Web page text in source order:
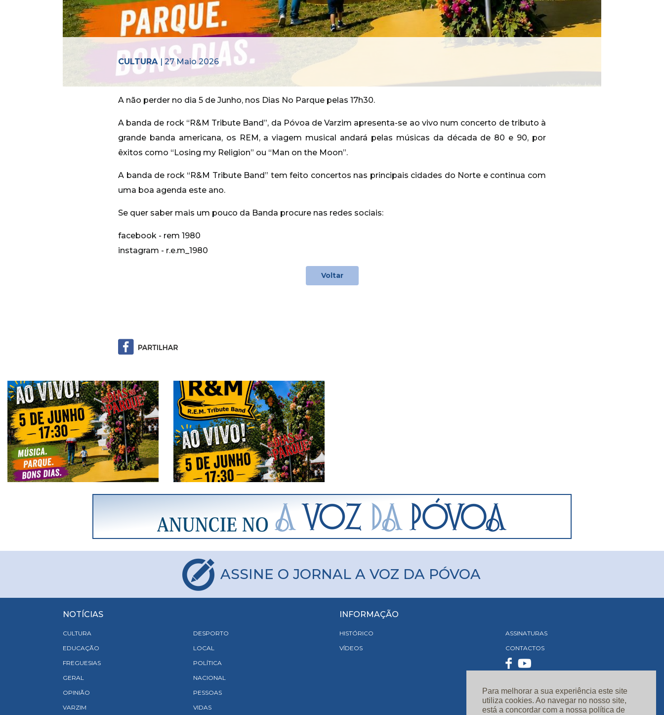
Para melhorar a sua experiência este site
utiliza cookies. Ao navegar no nosso site,
está a concordar com a nossa política de
CULTURA | 27 Maio 2026
A não perder no dia 5 de Junho, nos Dias No Parque pelas 17h30.
A banda de rock “R&M Tribute Band”, da Póvoa de Varzim apresenta-se ao vivo num concerto de tributo à
grande banda americana, os REM, a viagem musical andará pelas músicas da década de 80 e 90, por
êxitos como “Losing my Religion” ou “Man on the Moon”.
A banda de rock “R&M Tribute Band” tem feito concertos nas principais cidades do Norte e continua com
uma boa agenda este ano.
Se quer saber mais um pouco da Banda procure nas redes sociais:
facebook - rem 1980
instagram - r.e.m_1980
Voltar
ASSINE O JORNAL A VOZ DA PÓVOA
NOTÍCIAS
CULTURA
DESPORTO
EDUCAÇÃO
LOCAL
FREGUESIAS
POLÍTICA
GERAL
NACIONAL
OPINIÃO
PESSOAS
VARZIM
VIDAS
INFORMAÇÃO
HISTÓRICO
VÍDEOS
ASSINATURAS
CONTACTOS